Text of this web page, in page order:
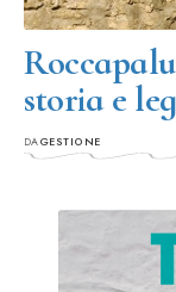
storia e
DAGESTIONE